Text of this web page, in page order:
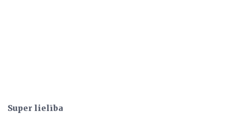
Super lielība